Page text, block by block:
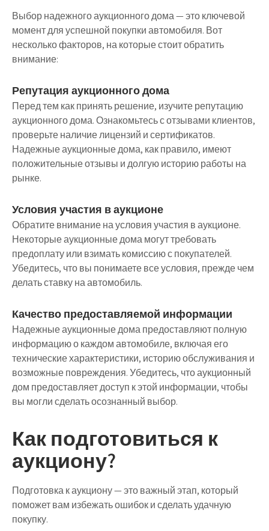
Выбор надежного аукционного дома — это ключевой
момент для успешной покупки автомобиля. Вот
несколько факторов, на которые стоит обратить
внимание:
Репутация аукционного дома
Перед тем как принять решение, изучите репутацию
аукционного дома. Ознакомьтесь с отзывами клиентов,
проверьте наличие лицензий и сертификатов.
Надежные аукционные дома, как правило, имеют
положительные отзывы и долгую историю работы на
рынке.
Условия участия в аукционе
Обратите внимание на условия участия в аукционе.
Некоторые аукционные дома могут требовать
предоплату или взимать комиссию с покупателей.
Убедитесь, что вы понимаете все условия, прежде чем
делать ставку на автомобиль.
Качество предоставляемой информации
Надежные аукционные дома предоставляют полную
информацию о каждом автомобиле, включая его
технические характеристики, историю обслуживания и
возможные повреждения. Убедитесь, что аукционный
дом предоставляет доступ к этой информации, чтобы
вы могли сделать осознанный выбор.
Как подготовиться к
аукциону?
Подготовка к аукциону — это важный этап, который
поможет вам избежать ошибок и сделать удачную
покупку.